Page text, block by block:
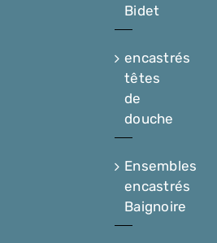
Bidet
encastrés
têtes
de
douche
Ensembles
encastrés
Baignoire